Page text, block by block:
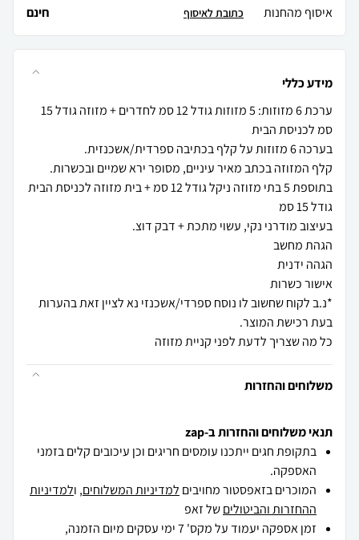
איסוף מהחנות
חינם כתובת לאיסוף
מידע כללי
ערכת 6 מזוזות: 5 מזוזות גודל 12 סמ לחדרים + מזוזה גודל 15
בתוספת 5 בתי מזוזה ניקל גודל 12 סמ + בית מזוזה לכניסת הבית
*נ.ב לקוח שחשוב לו נוסח ספרדי/אשכנזי נא לציין זאת בהערות
כל מה שצריך לדעת לפני קניית מזוזה
משלוחים והחזרות
תנאי משלוחים והחזרות ב-zap
בתקופת חגים ייתכנו עומסים חריגים וכן עיכובים קלים בזמני
האספקה.
המוכרים בזאפסטור מחויבים למדיניות המשלוחים, ולמדיניות
ההחזרות והביטוליםשל זאפ
זמן אספקה יעמוד על מקס' 7 ימי עסקים מיום הזמנה,